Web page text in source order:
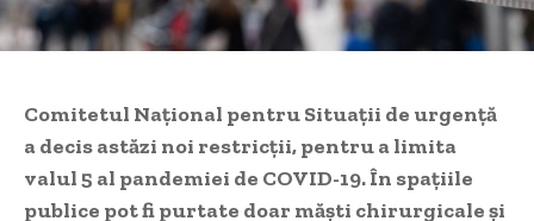
Comitetul Național pentru Situații de urgență
a decis astăzi noi restricții, pentru a limita
valul 5 al pandemiei de COVID-19. În spațiile
publice pot fi purtate doar măști chirurgicale și